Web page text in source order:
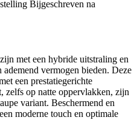
Bijgeschreven na
met een hybride uitstraling en
vermogen bieden. Deze
een prestatiegerichte
zelfs op natte oppervlakken, zijn
variant. Beschermend en
moderne touch en optimale